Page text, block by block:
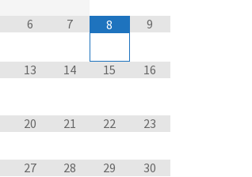
6 7 8 9
13 14 15 16
20 21 22 23
27 28 29 30